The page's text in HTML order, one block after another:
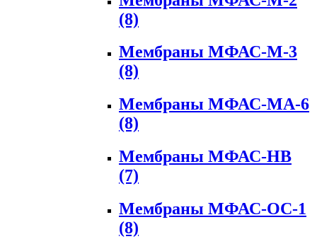
(8)
Мембраны МФАС-М-3
(8)
Мембраны МФАС-МА-6
(8)
Мембраны МФАС-НВ
(7)
Мембраны МФАС-ОС-1
(8)